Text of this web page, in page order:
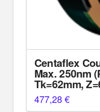
Centaflex
Max. 250nm
Tk=62mm,
477,28€